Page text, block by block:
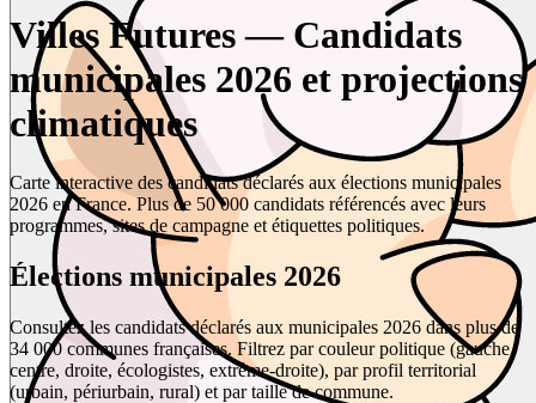
Villes Futures — Candidats
municipales 2026 et projections
climatiques
Carte interactive des candidats déclarés aux élections municipales
2026 en France. Plus de 50 000 candidats référencés avec leurs
programmes, sites de campagne et étiquettes politiques.
Élections municipales 2026
Consultez les candidats déclarés aux municipales 2026 dans plus de
34 000 communes françaises. Filtrez par couleur politique (gauche,
centre, droite, écologistes, extrême-droite), par profil territorial
(urbain, périurbain, rural) et par taille de commune.